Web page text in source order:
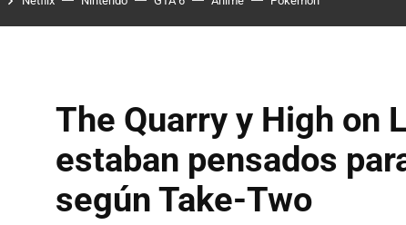
The Quarry y High on
estaban pensados
según Take-Two